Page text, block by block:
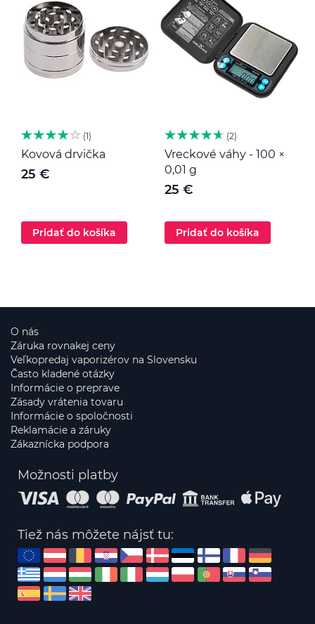
1
Kovová drvička
25 €
Pridať do košíka
2
Vreckové váhy - 100 ×
0,01 g
25 €
Pridať do košíka
O nás
Záruka rovnakej ceny
Veľkopredaj vaporizérov na Slovensku
Často kladené otázky
Informácie o preprave
Zásady vrátenia tovaru
Informácie o spoločnosti
Reklamácie a záruky
Zákaznícka podpora
Možnosti platby
Tiež nás môžete nájsť tu: